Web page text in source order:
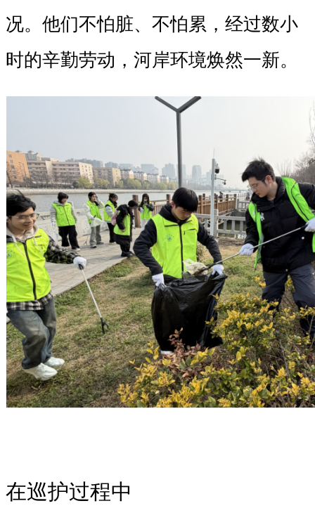
况。他们不怕脏、不怕累，经过数小
时的辛勤劳动，河岸环境焕然一新。
在巡护过程中